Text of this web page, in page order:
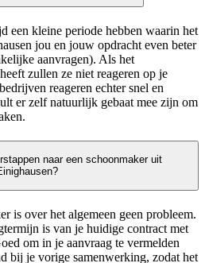
een kleine periode hebben waarin het
jou en jouw opdracht even beter
aanvragen). Als het
zullen ze niet reageren op je
reageren echter snel en
er zelf natuurlijk gebaat mee zijn om
naar een schoonmaker uit
is over het algemeen geen probleem.
is van je huidige contract met
om in je aanvraag te vermelden
bij je vorige samenwerking, zodat het